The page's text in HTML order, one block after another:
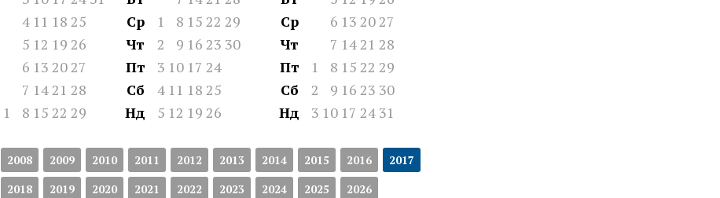
4 11 18 25
5 12 19 26
6 13 2027
7 1421 28
1 8 15 22 29
Ср
1 8 15 22 29
Чт
2 9 16 23 30
Пт
3 10 17 24
Сб
4 11 18 25
Нд
5 12 19 26
Ср
6 13 2027
Чт
7 1421 28
Пт
1 8 15 22 29
Сб
2 9 16 23 30
Нд
3 10 17 24 31
2008 2009 2010 2011 2012 2013 2014 2015 2016
2017
2018
2019 2020 2021 2022 2023 2024 2025 2026